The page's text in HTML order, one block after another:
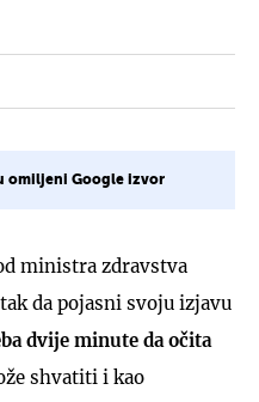
omiljeni Google izvor
ministra zdravstva
da pojasni svoju izjavu
dvije minute da očita
shvatiti i kao